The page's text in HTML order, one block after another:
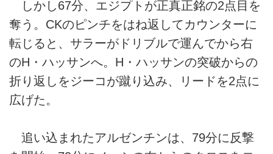
しかし67分、エジプトが正真正銘の2点目を
奪う。CKのピンチをはね返してカウンターに
転じると、サラーがドリブルで運んでから右
のH・ハッサンへ。H・ハッサンの突破からの
折り返しをジーコが蹴り込み、リードを2点に
広げた。
追い込まれたアルゼンチンは、79分に反撃